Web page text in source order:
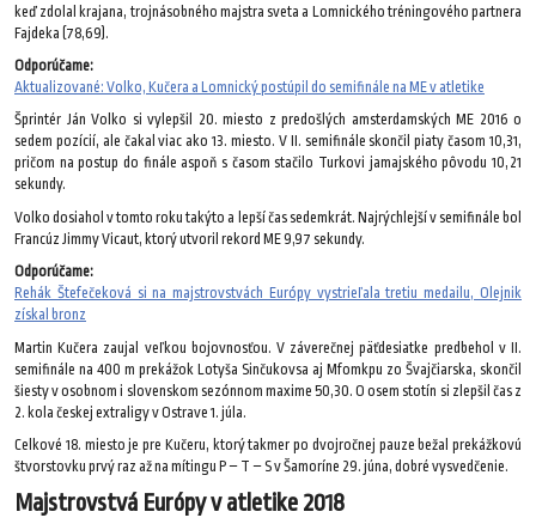
keď zdolal krajana, trojnásobného majstra sveta a Lomnického tréningového partnera
Fajdeka (78,69).
Odporúčame:
Aktualizované: Volko, Kučera a Lomnický postúpil do semifinále na ME v atletike
Šprintér Ján Volko si vylepšil 20. miesto z predošlých amsterdamských ME 2016 o
sedem pozícií, ale čakal viac ako 13. miesto. V II. semifinále skončil piaty časom 10,31,
pričom na postup do finále aspoň s časom stačilo Turkovi jamajského pôvodu 10,21
sekundy.
Volko dosiahol v tomto roku takýto a lepší čas sedemkrát. Najrýchlejší v semifinále bol
Francúz Jimmy Vicaut, ktorý utvoril rekord ME 9,97 sekundy.
Odporúčame:
Rehák Štefečeková si na majstrovstvách Európy vystrieľala tretiu medailu, Olejnik
získal bronz
Martin Kučera zaujal veľkou bojovnosťou. V záverečnej päťdesiatke predbehol v II.
semifinále na 400 m prekážok Lotyša Sinčukovsa aj Mfomkpu zo Švajčiarska, skončil
šiesty v osobnom i slovenskom sezónnom maxime 50,30. O osem stotín si zlepšil čas z
2. kola českej extraligy v Ostrave 1. júla.
Celkové 18. miesto je pre Kučeru, ktorý takmer po dvojročnej pauze bežal prekážkovú
štvorstovku prvý raz až na mítingu P – T – S v Šamoríne 29. júna, dobré vysvedčenie.
Majstrovstvá Európy v atletike 2018